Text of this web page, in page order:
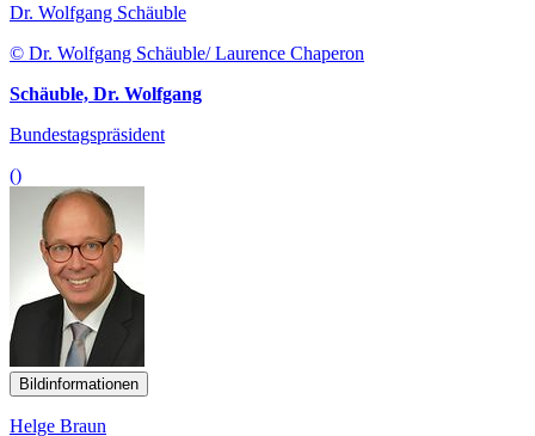
Dr. Wolfgang Schäuble
© Dr. Wolfgang Schäuble/ Laurence Chaperon
Schäuble, Dr. Wolfgang
Bundestagspräsident
()
Bildinformationen
Helge Braun